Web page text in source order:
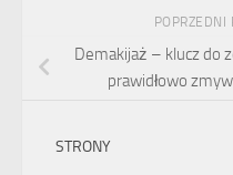
POPRZEDNI
Demakijaż – klucz do
prawidłowo
STRONY